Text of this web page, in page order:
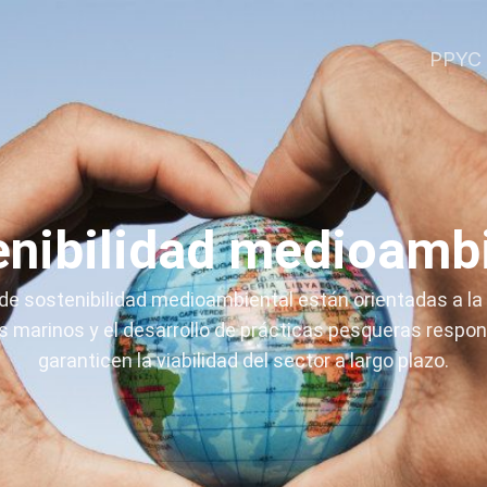
PPYC
sostenibilidad medioambiental están orientadas a
marinos y el desarrollo de prácticas pesqueras
garanticen la viabilidad del sector a largo plazo.